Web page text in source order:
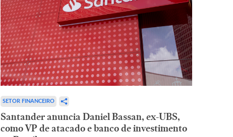
SETOR FINANCEIRO
Santander anuncia Daniel Bassan, ex-UBS,
como VP de atacado e banco de investimento